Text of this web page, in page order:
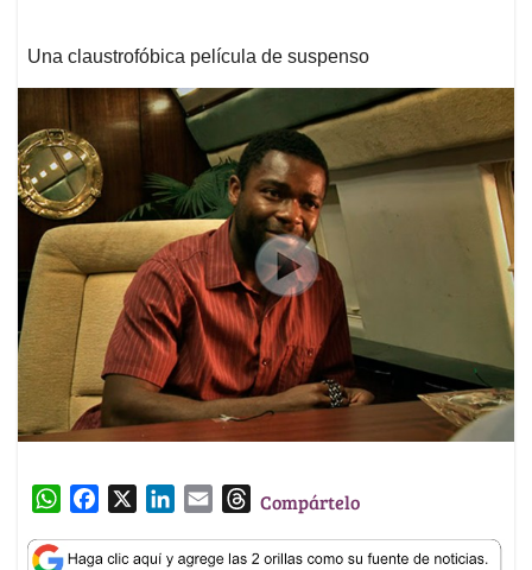
Una claustrofóbica película de suspenso
W
a
c
n
a
T
r
Compártelo